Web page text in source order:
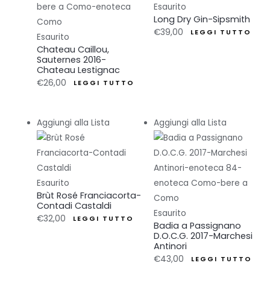
Esaurito
Chateau Caillou,
Sauternes 2016-
Chateau Lestignac
€26,00 LEGGI TUTTO
Esaurito
Long Dry Gin-Sipsmith
€39,00 LEGGI TUTTO
Aggiungi alla Lista
Esaurito
Brùt Rosé Franciacorta-
Contadi Castaldi
€32,00 LEGGI TUTTO
Aggiungi alla Lista
Esaurito
Badia a Passignano
D.O.C.G. 2017-Marchesi
Antinori
€43,00 LEGGI TUTTO